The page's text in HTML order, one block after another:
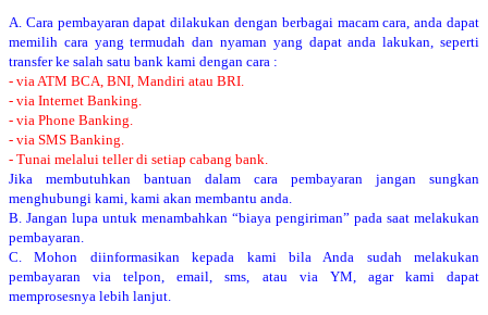
A. Cara pembayaran dapat dilakukan dengan berbagai macam cara, anda dapat
memilih cara yang termudah dan nyaman yang dapat anda lakukan, seperti
transfer ke salah satu bank kami dengan cara :
- via ATM BCA, BNI, Mandiri atau BRI.
- via Internet Banking.
- via Phone Banking.
- via SMS Banking.
- Tunai melalui teller di setiap cabang bank.
Jika membutuhkan bantuan dalam cara pembayaran jangan sungkan
menghubungi kami, kami akan membantu anda.
B. Jangan lupa untuk menambahkan “biaya pengiriman” pada saat melakukan
pembayaran.
C. Mohon diinformasikan kepada kami bila Anda sudah melakukan
pembayaran via telpon, email, sms, atau via YM, agar kami dapat
memprosesnya lebih lanjut.